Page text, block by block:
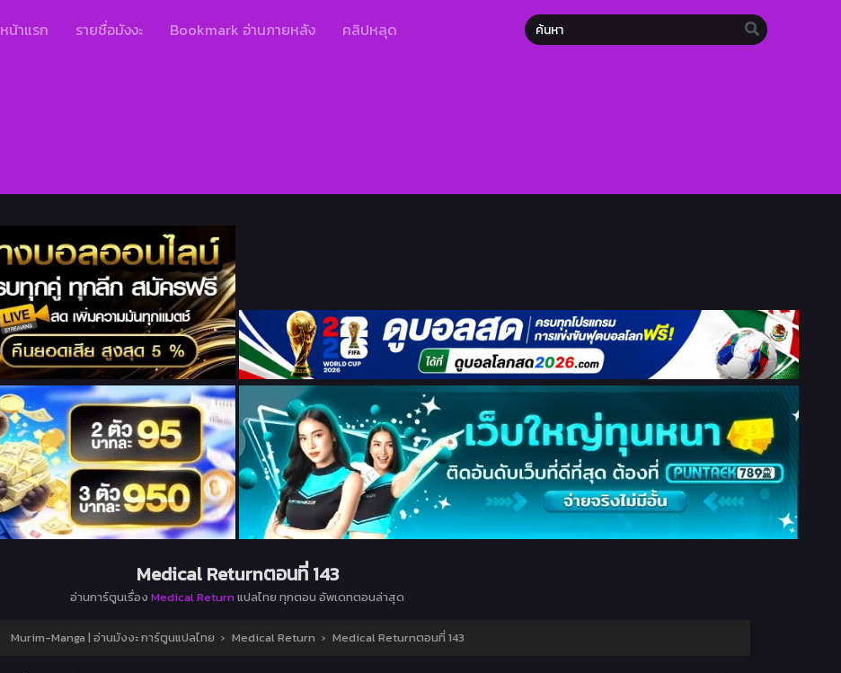
หน้าแรก รายชื่อมังงะ Bookmark อ่านภายหลัง คลิปหลุด
Medical Returnตอนที่ 143
อ่านการ์ตูนเรื่อง Medical Return แปลไทย ทุกตอน อัพเดทตอนล่าสุด
Murim-Manga | อ่านมังงะ การ์ตูนแปลไทย › Medical Return › Medical Returnตอนที่ 143